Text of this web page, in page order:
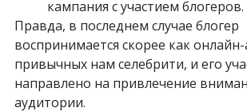
кампания с участием блогеров.
Правда, в последнем случае блогер
воспринимается скорее как
привычных нам селебрити, и его
направлено на привлечение
аудитории.